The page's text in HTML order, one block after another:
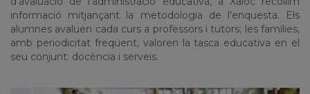
informació mitjançant la metodologia de l'enquesta. Els
alumnes avaluen cada curs a professors i tutors; les famílies,
amb periodicitat freqüent, valoren la tasca educativa en el
seu conjunt: docència i serveis.